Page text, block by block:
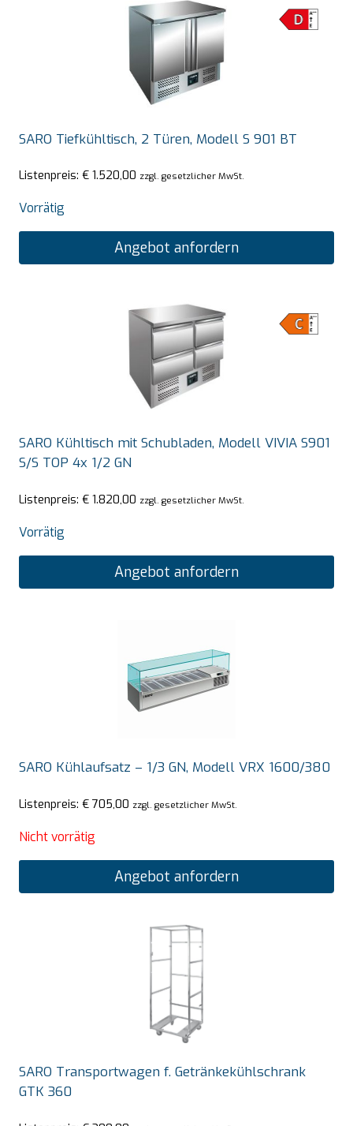
SARO Tiefkühltisch, 2 Türen, Modell S 901 BT
Listenpreis: € 1.520,00 zzgl. gesetzlicher MwSt.
Vorrätig
Angebot anfordern
SARO Kühltisch mit Schubladen, Modell VIVIA S901
S/S TOP 4x 1/2 GN
Listenpreis: € 1.820,00 zzgl. gesetzlicher MwSt.
Vorrätig
Angebot anfordern
SARO Kühlaufsatz – 1/3 GN, Modell VRX 1600/380
Listenpreis: € 705,00 zzgl. gesetzlicher MwSt.
Nicht vorrätig
Angebot anfordern
SARO Transportwagen f. Getränkekühlschrank
GTK 360